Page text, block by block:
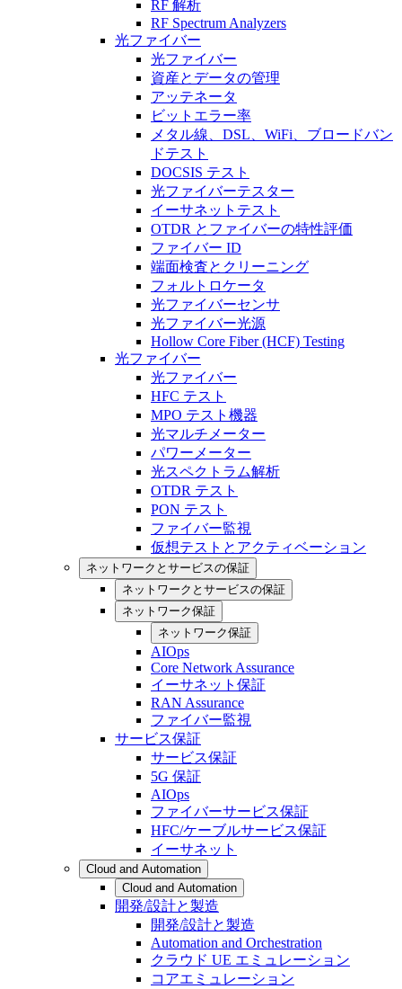
RF 解析
RF Spectrum Analyzers
光ファイバー
光ファイバー
資産とデータの管理
アッテネータ
ビットエラー率
メタル線、DSL、WiFi、ブロードバン
ドテスト
DOCSIS テスト
光ファイバーテスター
イーサネットテスト
OTDR とファイバーの特性評価
ファイバー ID
端面検査とクリーニング
フォルトロケータ
光ファイバーセンサ
光ファイバー光源
Hollow Core Fiber (HCF) Testing
光ファイバー
光ファイバー
HFC テスト
MPO テスト機器
光マルチメーター
パワーメーター
光スペクトラム解析
OTDR テスト
PON テスト
ファイバー監視
仮想テストとアクティベーション
ネットワークとサービスの保証
ネットワークとサービスの保証
ネットワーク保証
ネットワーク保証
AIOps
Core Network Assurance
イーサネット保証
RAN Assurance
ファイバー監視
サービス保証
サービス保証
5G 保証
AIOps
ファイバーサービス保証
HFC/ケーブルサービス保証
イーサネット
Cloud and Automation
Cloud and Automation
開発/設計と製造
開発/設計と製造
Automation and Orchestration
クラウド UE エミュレーション
コアエミュレーション